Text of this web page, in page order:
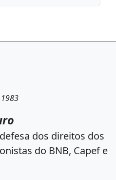
dos direitos dos
do BNB, Capef e